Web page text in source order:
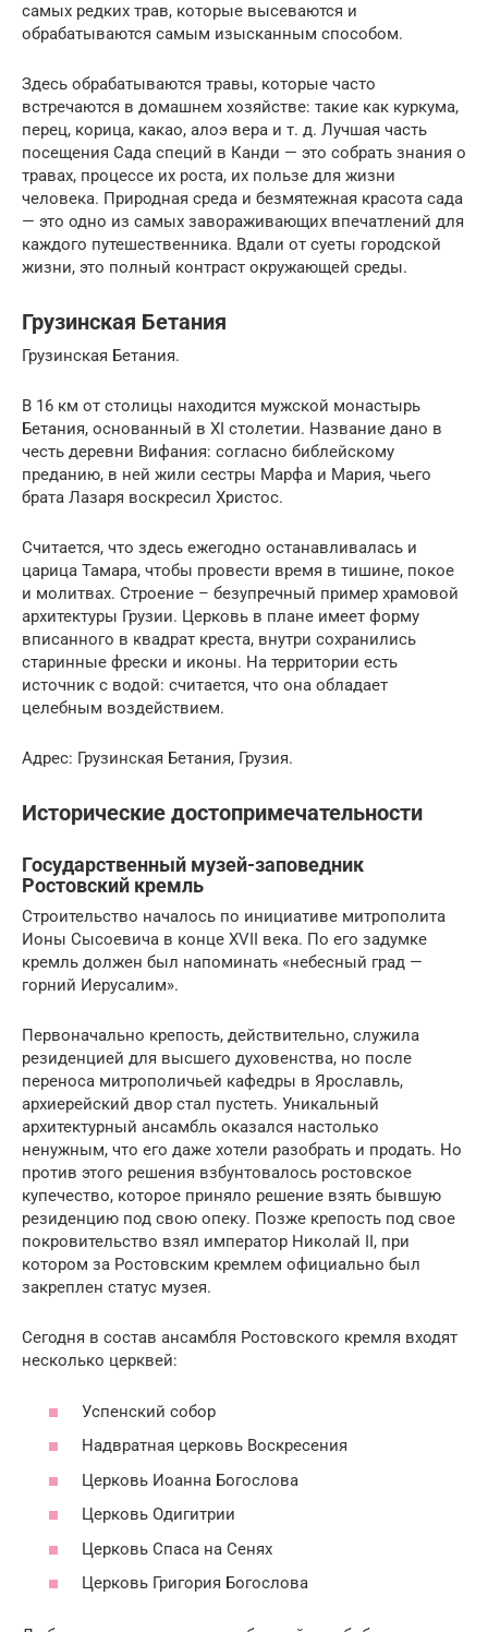
самых редких трав, которые высеваются и
обрабатываются самым изысканным способом.
Здесь обрабатываются травы, которые часто
встречаются в домашнем хозяйстве: такие как куркума,
перец, корица, какао, алоэ вера и т. д. Лучшая часть
посещения Сада специй в Канди — это собрать знания о
травах, процессе их роста, их пользе для жизни
человека. Природная среда и безмятежная красота сада
— это одно из самых завораживающих впечатлений для
каждого путешественника. Вдали от суеты городской
жизни, это полный контраст окружающей среды.
Грузинская Бетания
Грузинская Бетания.
В 16 км от столицы находится мужской монастырь
Бетания, основанный в XI столетии. Название дано в
честь деревни Вифания: согласно библейскому
преданию, в ней жили сестры Марфа и Мария, чьего
брата Лазаря воскресил Христос.
Считается, что здесь ежегодно останавливалась и
царица Тамара, чтобы провести время в тишине, покое
и молитвах. Строение – безупречный пример храмовой
архитектуры Грузии. Церковь в плане имеет форму
вписанного в квадрат креста, внутри сохранились
старинные фрески и иконы. На территории есть
источник с водой: считается, что она обладает
целебным воздействием.
Адрес: Грузинская Бетания, Грузия.
Исторические достопримечательности
Государственный музей-заповедник
Ростовский кремль
Строительство началось по инициативе митрополита
Ионы Сысоевича в конце XVII века. По его задумке
кремль должен был напоминать «небесный град —
горний Иерусалим».
Первоначально крепость, действительно, служила
резиденцией для высшего духовенства, но после
переноса митрополичьей кафедры в Ярославль,
архиерейский двор стал пустеть. Уникальный
архитектурный ансамбль оказался настолько
ненужным, что его даже хотели разобрать и продать. Но
против этого решения взбунтовалось ростовское
купечество, которое приняло решение взять бывшую
резиденцию под свою опеку. Позже крепость под свое
покровительство взял император Николай II, при
котором за Ростовским кремлем официально был
закреплен статус музея.
Сегодня в состав ансамбля Ростовского кремля входят
несколько церквей:
Успенский собор
Надвратная церковь Воскресения
Церковь Иоанна Богослова
Церковь Одигитрии
Церковь Спаса на Сенях
Церковь Григория Богослова